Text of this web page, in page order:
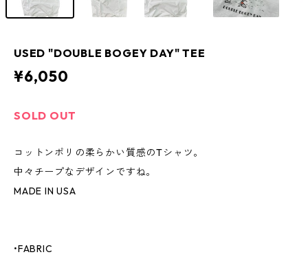
USED "DOUBLE BOGEY DAY" TEE
¥6,050
SOLD OUT
コットンポリの柔らかい質感のTシャツ。
中々チープなデザインですね。
MADE IN USA
•FABRIC